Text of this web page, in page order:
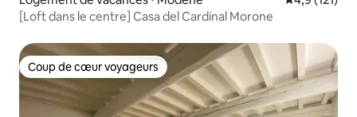
[Loft dans le centre] Casa del Cardinal Morone
Coup de cœur voyageurs
Coup de cœur voyageurs